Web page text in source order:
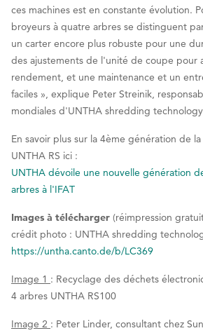
ces machines est en constante évolution.
broyeurs à quatre arbres se distinguent
un carter encore plus robuste pour une
des ajustements de l'unité de coupe pour
rendement, et une maintenance et un
faciles », explique Peter Streinik,
mondiales d'UNTHA shredding
En savoir plus sur la 4ème génération de
UNTHA RS ici :
UNTHA dévoile une nouvelle génération
arbres à l'IFAT
Images à télécharger (réimpression
crédit photo : UNTHA shredding
https://untha.canto.de/b/LC369
Image 1 : Recyclage des déchets
4 arbres UNTHA RS100
Image 2 : Peter Linder, consultant chez